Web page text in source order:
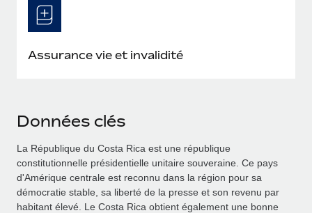
Assurance vie et invalidité
Données clés
La République du Costa Rica est une république
constitutionnelle présidentielle unitaire souveraine. Ce pays
d'Amérique centrale est reconnu dans la région pour sa
démocratie stable, sa liberté de la presse et son revenu par
habitant élevé. Le Costa Rica obtient également une bonne